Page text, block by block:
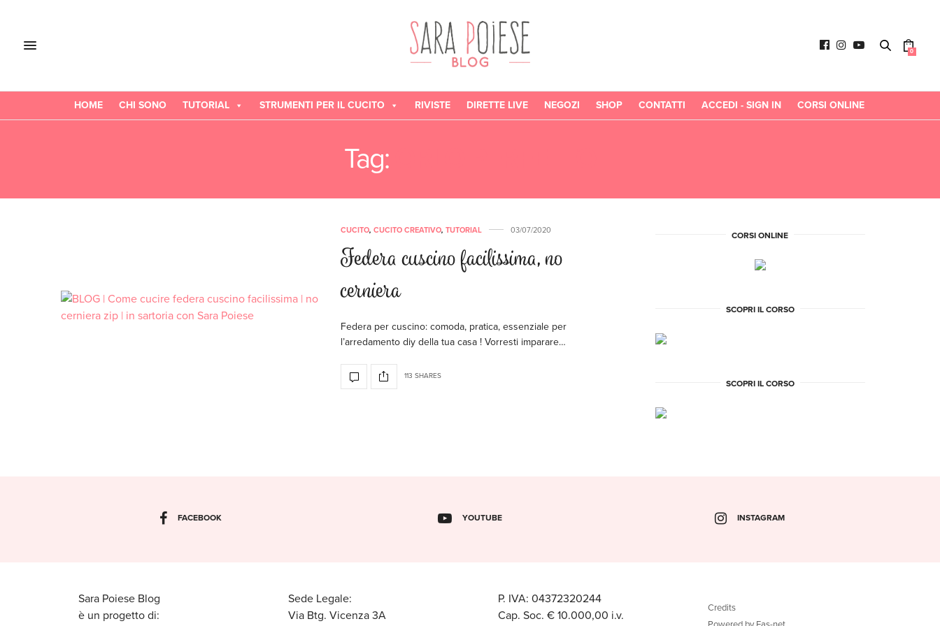
0
HOME CHI SONO TUTORIAL STRUMENTI PER IL CUCITO RIVISTE DIRETTE LIVE NEGOZI SHOP CONTATTI ACCEDI - SIGN IN CORSI ONLINE
Tag:
CUCITO, CUCITO CREATIVO, TUTORIAL 03/07/2020
Federa cuscino facilissima, no
cerniera
Federa per cuscino: comoda, pratica, essenziale per
l’arredamento diy della tua casa ! Vorresti imparare…
113 SHARES
CORSI ONLINE
SCOPRI IL CORSO
SCOPRI IL CORSO
FACEBOOK YOUTUBE INSTAGRAM
Sara Poiese Blog
è un progetto di:
Sede Legale:
Via Btg. Vicenza 3A
P. IVA: 04372320244
Cap. Soc. € 10.000,00 i.v.
Credits